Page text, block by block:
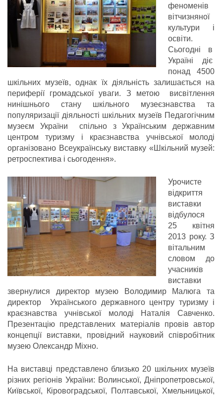
феноменів
вітчизняної
культури і
освіти.
Сьогодні в
Україні діє
понад 4500
шкільних музеїв, однак їх діяльність залишається на
периферії громадської уваги. З метою висвітлення
нинішнього стану шкільного музеєзнавства та
популяризації діяльності шкільних музеїв Педагогічним
музеєм України спільно з Українським державним
центром туризму і краєзнавства учнівської молоді
організовано Всеукраїнську виставку «Шкільний музей:
ретроспектива і сьогодення».
Урочисте
відкриття
виставки
відбулося
25 квітня
2013 року. З
вітальним
словом до
учасників
виставки
звернулися директор музею Володимир Малюга та
директор Українського державного центру туризму і
краєзнавства учнівської молоді Наталія Савченко.
Презентацію представлених матеріалів провів автор
концепції виставки, провідний науковий співробітник
музею Олександр Міхно.
На виставці представлено близько 20 шкільних музеїв
різних регіонів України: Волинської, Дніпропетровської,
Київської, Кіровоградської, Полтавської, Хмельницької,